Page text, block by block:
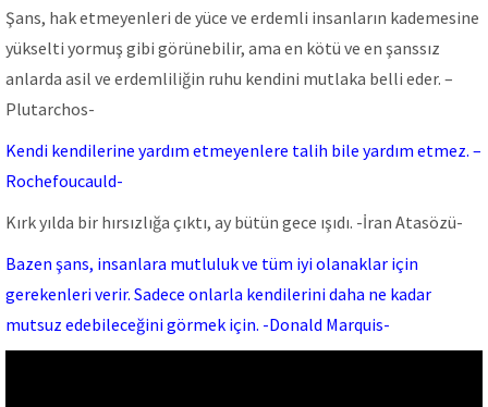
Şans, hak etmeyenleri de yüce ve erdemli insanların kademesine
yükselti yormuş gibi görünebilir, ama en kötü ve en şanssız
anlarda asil ve erdemliliğin ruhu kendini mutlaka belli eder. –
Plutarchos-
Kendi kendilerine yardım etmeyenlere talih bile yardım etmez. –
Rochefoucauld-
Kırk yılda bir hırsızlığa çıktı, ay bütün gece ışıdı. -İran Atasözü-
Bazen şans, insanlara mutluluk ve tüm iyi olanaklar için
gerekenleri verir. Sadece onlarla kendilerini daha ne kadar
mutsuz edebileceğini görmek için. -Donald Marquis-